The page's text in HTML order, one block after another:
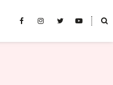
˟
BLOG